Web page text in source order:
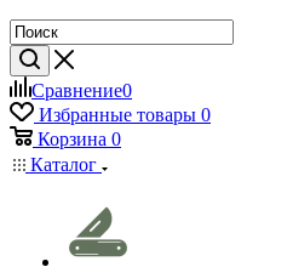
Сравнение0
Избранные товары 0
Корзина 0
Каталог